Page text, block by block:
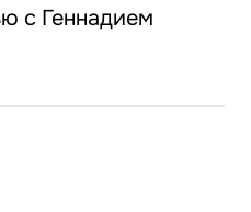
с Геннадием